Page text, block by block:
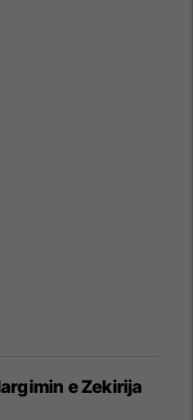
e Zekirija